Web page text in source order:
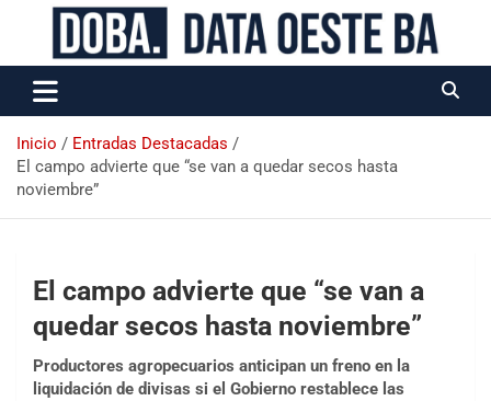
Data Oeste BA
Inicio
Entradas Destacadas
El campo advierte que “se van a quedar secos hasta
noviembre”
El campo advierte que “se van a
quedar secos hasta noviembre”
Productores agropecuarios anticipan un freno en la
liquidación de divisas si el Gobierno restablece las